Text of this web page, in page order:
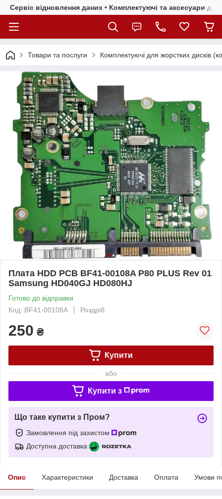
Сервіс відновлення даних • Комплектуючі та аксесуари
Товари та послуги Комплектуючі для жорстких дисків
Плата HDD PCB BF41-00108A P80 PLUS Rev 01
Samsung HD040GJ HD080HJ
Готово до відправки
Код: BF41-00108A
Роздріб
250 ₴
Купити
або
Купити з
Що таке купити з Пром?
Замовлення під захистом
Доступна доставка
Опис Характеристики Доставка Оплата Умови